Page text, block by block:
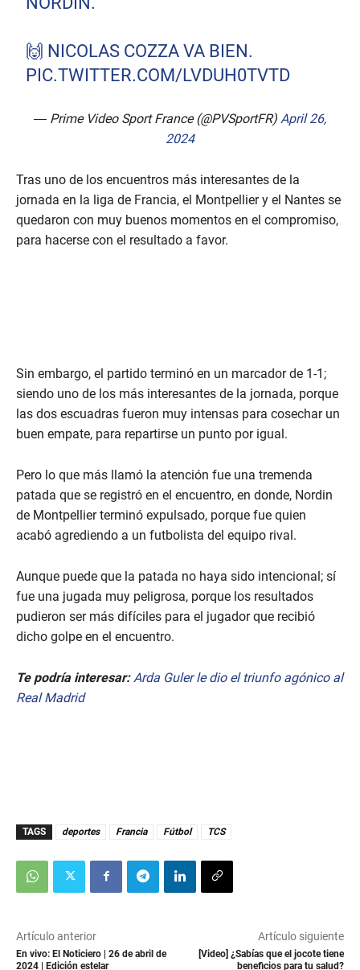
🙌 NICOLAS COZZA VA BIEN.
PIC.TWITTER.COM/LVDUH0TVTD
— Prime Video Sport France (@PVSportFR) April 26,
2024
Tras uno de los encuentros más interesantes de la
jornada en la liga de Francia, el Montpellier y el Nantes se
quedaron con muy buenos momentos en el compromiso,
para hacerse con el resultado a favor.
Sin embargo, el partido terminó en un marcador de 1-1;
siendo uno de los más interesantes de la jornada, porque
las dos escuadras fueron muy intensas para cosechar un
buen empate, para repartirse un punto por igual.
Pero lo que más llamó la atención fue una tremenda
patada que se registró en el encuentro, en donde, Nordin
de Montpellier terminó expulsado, porque fue quien
acabó agrediendo a un futbolista del equipo rival.
Aunque puede que la patada no haya sido intencional; sí
fue una jugada muy peligrosa, porque los resultados
pudieron ser más difíciles para el jugador que recibió
dicho golpe en el encuentro.
Te podría interesar: Arda Guler le dio el triunfo agónico al
Real Madrid
TAGS deportes Francia Fútbol TCS
Artículo anterior
En vivo: El Noticiero | 26 de abril de
2024 | Edición estelar
Artículo siguiente
[Video] ¿Sabías que el jocote tiene
beneficios para tu salud?